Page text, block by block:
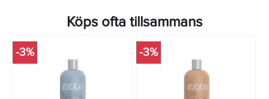
Köps ofta tillsammans
-3% -3%